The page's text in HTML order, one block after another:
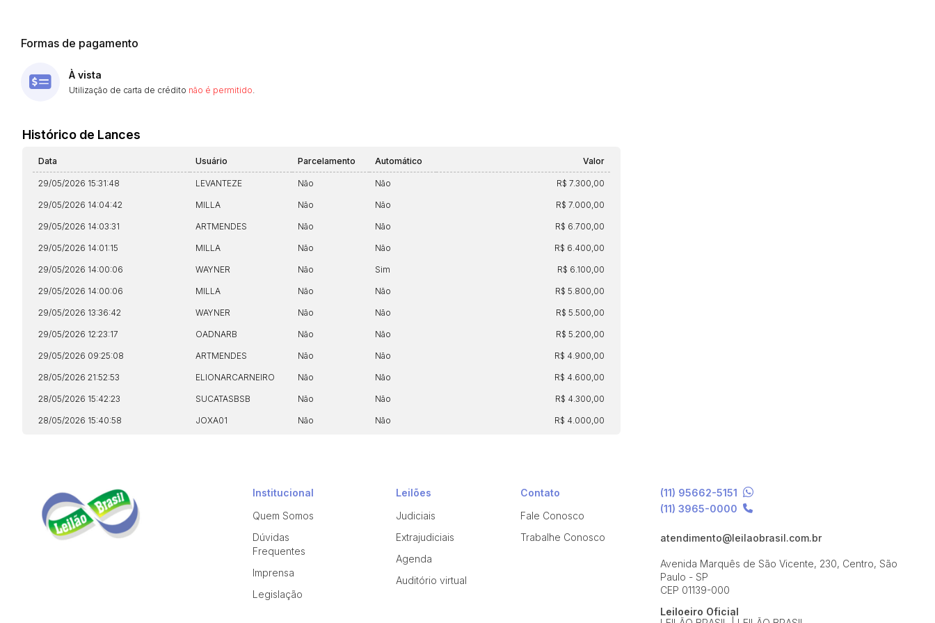
Formas de pagamento
À vista
Utilização de carta de crédito não é permitido.
Histórico de Lances
Data Usuário Parcelamento Automático Valor
29/05/2026 15:31:48 LEVANTEZE Não Não R$ 7.300,00
29/05/2026 14:04:42 MILLA Não Não R$ 7.000,00
29/05/2026 14:03:31 ARTMENDES Não Não R$ 6.700,00
29/05/2026 14:01:15 MILLA Não Não R$ 6.400,00
29/05/2026 14:00:06 WAYNER Não Sim R$ 6.100,00
29/05/2026 14:00:06 MILLA Não Não R$ 5.800,00
29/05/2026 13:36:42 WAYNER Não Não R$ 5.500,00
29/05/2026 12:23:17 OADNARB Não Não R$ 5.200,00
29/05/2026 09:25:08 ARTMENDES Não Não R$ 4.900,00
28/05/2026 21:52:53 ELIONARCARNEIRO Não Não R$ 4.600,00
28/05/2026 15:42:23 SUCATASBSB Não Não R$ 4.300,00
28/05/2026 15:40:58 JOXA01 Não Não R$ 4.000,00
Institucional
Quem Somos
Dúvidas
Frequentes
Imprensa
Legislação
Leilões
Judiciais
Extrajudiciais
Agenda
Auditório virtual
Contato
Fale Conosco
Trabalhe Conosco
(11) 95662-5151
(11) 3965-0000
atendimento@leilaobrasil.com.br
Avenida Marquês de São Vicente, 230, Centro, São
Paulo - SP
CEP 01139-000
Leiloeiro Oficial